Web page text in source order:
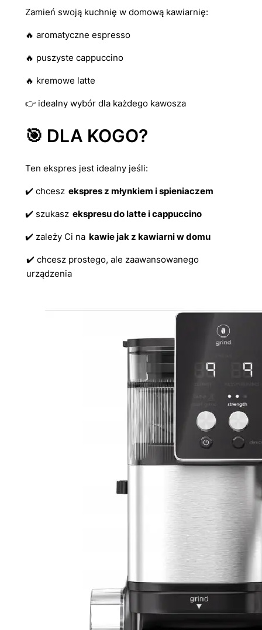
Zamień swoją kuchnię w domową kawiarnię:
🔥 aromatyczne espresso
🔥 puszyste cappuccino
🔥 kremowe latte
👉 idealny wybór dla każdego kawosza
🎯 DLA KOGO?
Ten ekspres jest idealny jeśli:
✔️ chcesz ekspres z młynkiem i spieniaczem
✔️ szukasz ekspresu do latte i cappuccino
✔️ zależy Ci na kawie jak z kawiarni w domu
✔️ chcesz prostego, ale zaawansowanego
urządzenia